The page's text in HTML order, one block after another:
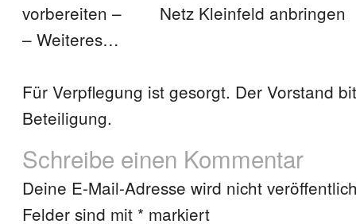
vorbereiten – Netz Kleinfeld anbringen
– Weiteres…
Für Verpflegung ist gesorgt. Der Vorstand
Beteiligung.
Schreibe einen Kommentar
Deine E-Mail-Adresse wird nicht
Felder sind mit * markiert